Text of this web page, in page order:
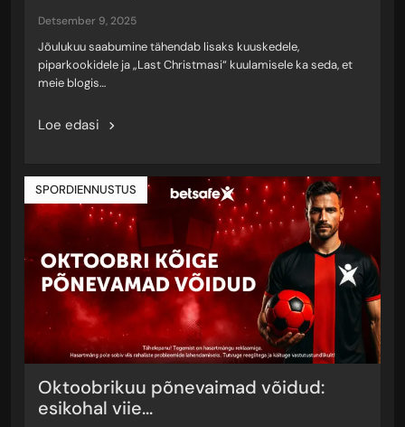
detsember 9, 2025
Jõulukuu saabumine tähendab lisaks kuuskedele,
piparkookidele ja „Last Christmasi“ kuulamisele ka seda, et
meie blogis…
Loe edasi
SPORDIENNUSTUS
Oktoobrikuu põnevaimad võidud:
esikohal viie...